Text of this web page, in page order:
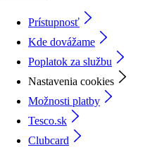
Prístupnosť
Kde dovážame
Poplatok za službu
Nastavenia cookies
Možnosti platby
Tesco.sk
Clubcard